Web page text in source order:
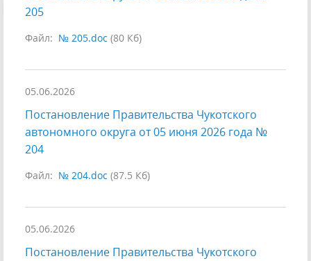
205
Файл: № 205.doc (80 Кб)
05.06.2026
Постановление Правительства Чукотского
автономного округа от 05 июня 2026 года №
204
Файл: № 204.doc (87.5 Кб)
05.06.2026
Постановление Правительства Чукотского